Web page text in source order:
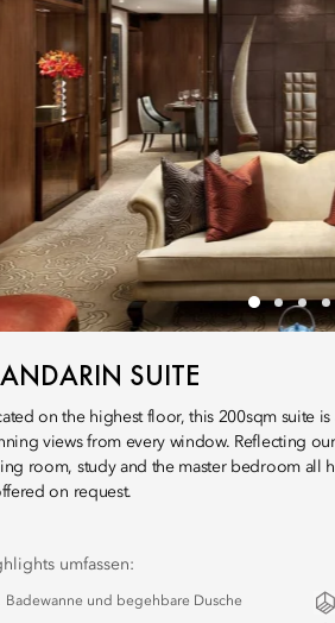
SUITE
on the highest floor, this 200sqm suite
views from every window. Reflecting
room, study and the master bedroom all
on request.
umfassen:
Badewanne und begehbare Dusche